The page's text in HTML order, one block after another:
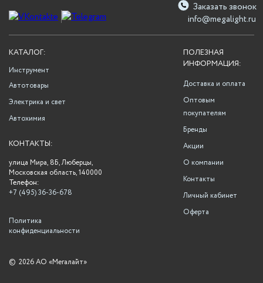
info@megalight.ru
Заказать звонок
ПОЛЕЗНАЯ
ИНФОРМАЦИЯ:
Доставка и оплата
Оптовым
покупателям
Бренды
Акции
О компании
Контакты
Личный кабинет
Оферта
КАТАЛОГ:
Инструмент
Автотовары
Электрика и свет
Автохимия
КОНТАКТЫ:
улица Мира, 8Б, Люберцы,
Московская область, 140000
Телефон:
+7 (495) 36-36-678
Политика
конфиденциальности
© 2026 АО «Мегалайт»